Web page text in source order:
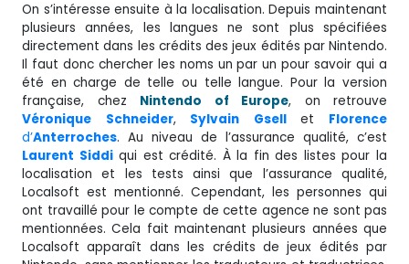
On s’intéresse ensuite à la localisation. Depuis maintenant
plusieurs années, les langues ne sont plus spécifiées
directement dans les crédits des jeux édités par Nintendo.
Il faut donc chercher les noms un par un pour savoir qui a
été en charge de telle ou telle langue. Pour la version
française, chez Nintendo of Europe, on retrouve
Véronique
Schneider, Sylvain Gsellet Florence
d’Anterroches. Au niveau de l’assurance qualité, c’est
Laurent Siddiqui est crédité. À la fin des listes pour la
localisation et les tests ainsi que l’assurance qualité,
Localsoft est mentionné. Cependant, les personnes qui
ont travaillé pour le compte de cette agence ne sont pas
mentionnées. Cela fait maintenant plusieurs années que
Localsoft apparaît dans les crédits de jeux édités par